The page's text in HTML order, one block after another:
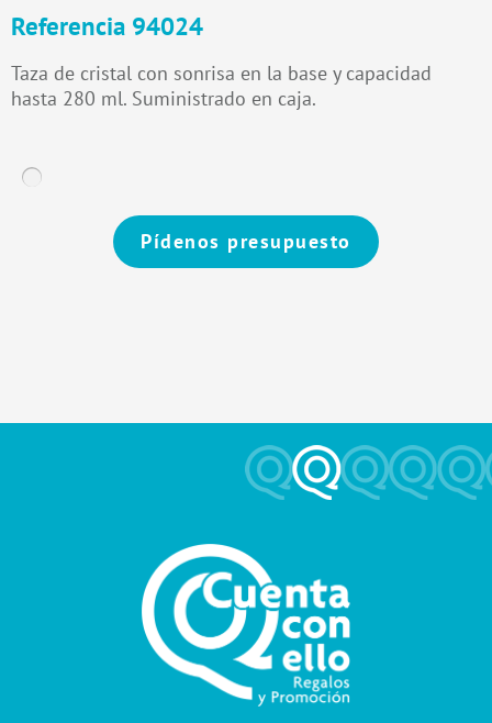
Referencia 94024
Taza de cristal con sonrisa en la base y capacidad
hasta 280 ml. Suministrado en caja.
Pídenos presupuesto